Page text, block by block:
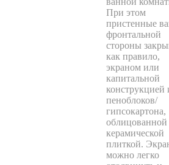
При этом
пристенные
фронтальной
стороны
как правило,
экраном или
капитальной
конструкцией
пеноблоков/
гипсокартона,
облицованной
керамической
плиткой.
можно легко